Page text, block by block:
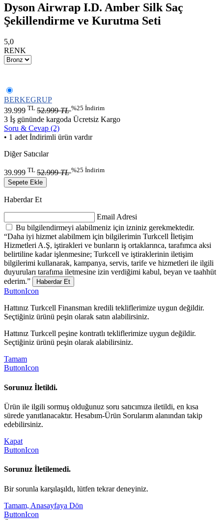
Dyson Airwrap I.D. Amber Silk Saç
Şekillendirme ve Kurutma Seti
5,0
RENK
BERKEGRUP
39.999 TL 52.999TL%25 İndirim
3 İş gününde kargoda Ücretsiz Kargo
Soru & Cevap (2)
• 1 adet İndirimli ürün vardır
Diğer Satıcılar
39.999 TL 52.999TL%25 İndirim
Sepete Ekle
Haberdar Et
Email Adresi
Bu bilgilendirmeyi alabilmeniz için izniniz gerekmektedir.
“Daha iyi hizmet alabilmem için bilgilerimin Turkcell İletişim
Hizmetleri A.Ş, iştirakleri ve bunların iş ortaklarınca, tarafımca aksi
belirtiline kadar işlenmesine; Turkcell ve iştiraklerinin iletişim
bilgilerimi kullanarak, kampanya, servis, tarife ve hizmetleri ile ilgili
duyuruları tarafıma iletmesine izin verdiğimi kabul, beyan ve taahhüt
ederim.”
Haberdar Et
ButtonIcon
Hattınız Turkcell Finansman kredili tekliflerimize uygun değildir.
Seçtiğiniz ürünü peşin olarak satın alabilirsiniz.
Hattınız Turkcell peşine kontratlı tekliflerimize uygun değildir.
Seçtiğiniz ürünü peşin olarak alabilirsiniz.
Tamam
ButtonIcon
Sorunuz İletildi.
Ürün ile ilgili sormuş olduğunuz soru satıcımıza iletildi, en kısa
sürede yanıtlanacaktır. Hesabım-Ürün Sorularım alanından takip
edebilirsiniz.
Kapat
ButtonIcon
Sorunuz İletilemedi.
Bir sorunla karşılaşıldı, lütfen tekrar deneyiniz.
Tamam, Anasayfaya Dön
ButtonIcon